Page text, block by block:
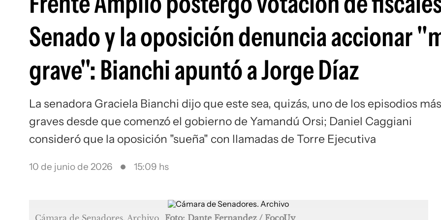
Senado y la oposición denuncia accionar
grave": Bianchi apuntó a Jorge Díaz
La senadora Graciela Bianchi dijo que este sea, quizás, uno de los episodios más
graves desde que comenzó el gobierno de Yamandú Orsi; Daniel Caggiani
consideró que la oposición "sueña" con llamadas de Torre Ejecutiva
10 de junio de 2026 15:09 hs
Cámara de Senadores. Archivo Foto: Dante Fernandez / FocoUy